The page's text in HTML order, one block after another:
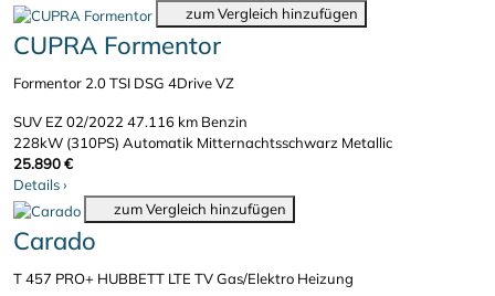
zum Vergleich hinzufügen
CUPRA Formentor
Formentor 2.0 TSI DSG 4Drive VZ
SUV EZ 02/202247.116 km Benzin
228kW (310PS) Automatik Mitternachtsschwarz Metallic
25.890 €
Details›
zum Vergleich hinzufügen
Carado
T 457 PRO+ HUBBETT LTE TV Gas/Elektro Heizung